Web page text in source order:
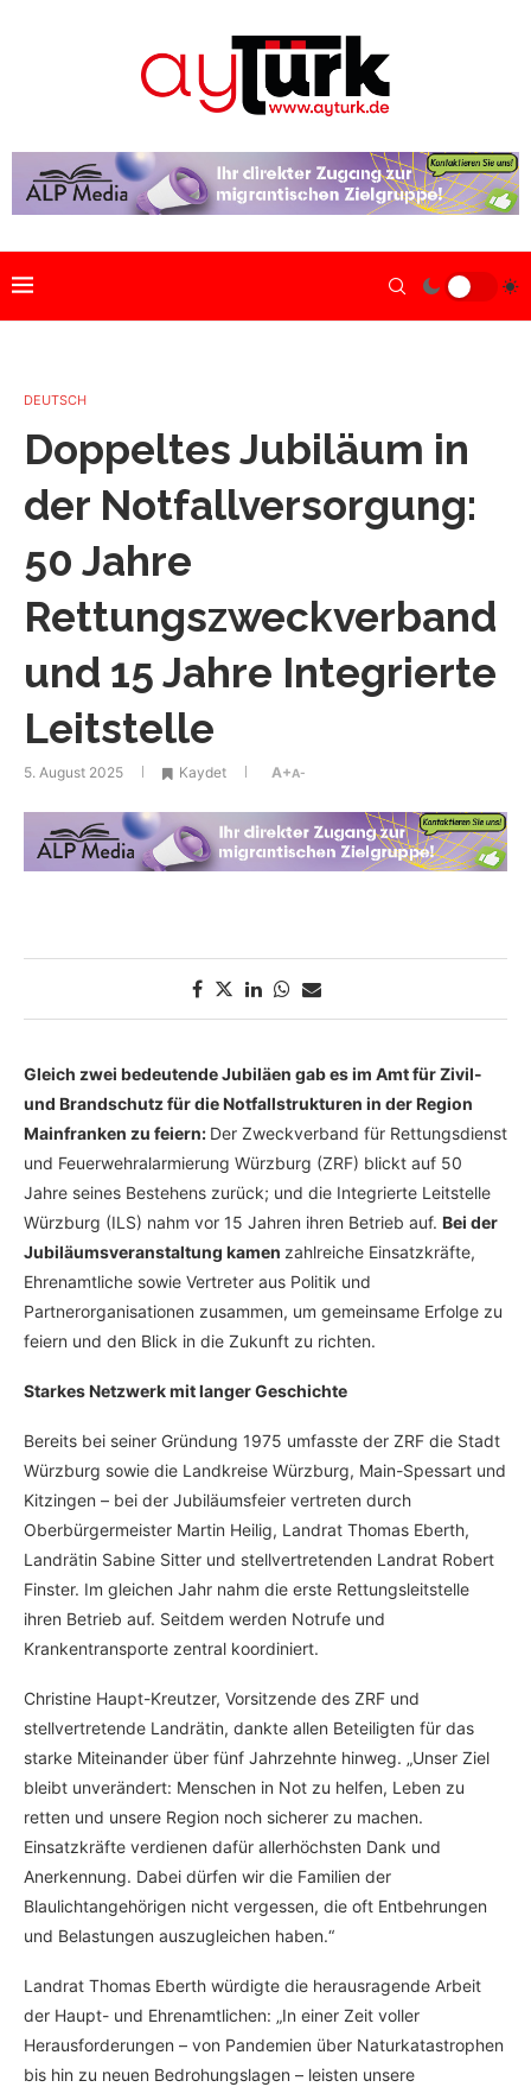
DEUTSCH
Doppeltes Jubiläum in
der Notfallversorgung:
50 Jahre
Rettungszweckverband
und 15 Jahre Integrierte
Leitstelle
5. August 2025 Kaydet A+A-
Gleich zwei bedeutende Jubiläen gab es im Amt für Zivil-
und Brandschutz für die Notfallstrukturen in der Region
Mainfranken zu feiern: Der Zweckverband für Rettungsdienst
und Feuerwehralarmierung Würzburg (ZRF) blickt auf 50
Jahre seines Bestehens zurück; und die Integrierte Leitstelle
Würzburg (ILS) nahm vor 15 Jahren ihren Betrieb auf. Bei der
Jubiläumsveranstaltung kamen zahlreiche Einsatzkräfte,
Ehrenamtliche sowie Vertreter aus Politik und
Partnerorganisationen zusammen, um gemeinsame Erfolge zu
feiern und den Blick in die Zukunft zu richten.
Starkes Netzwerk mit langer Geschichte
Bereits bei seiner Gründung 1975 umfasste der ZRF die Stadt
Würzburg sowie die Landkreise Würzburg, Main-Spessart und
Kitzingen – bei der Jubiläumsfeier vertreten durch
Oberbürgermeister Martin Heilig, Landrat Thomas Eberth,
Landrätin Sabine Sitter und stellvertretenden Landrat Robert
Finster. Im gleichen Jahr nahm die erste Rettungsleitstelle
ihren Betrieb auf. Seitdem werden Notrufe und
Krankentransporte zentral koordiniert.
Christine Haupt-Kreutzer, Vorsitzende des ZRF und
stellvertretende Landrätin, dankte allen Beteiligten für das
starke Miteinander über fünf Jahrzehnte hinweg. „Unser Ziel
bleibt unverändert: Menschen in Not zu helfen, Leben zu
retten und unsere Region noch sicherer zu machen.
Einsatzkräfte verdienen dafür allerhöchsten Dank und
Anerkennung. Dabei dürfen wir die Familien der
Blaulichtangehörigen nicht vergessen, die oft Entbehrungen
und Belastungen auszugleichen haben.“
Landrat Thomas Eberth würdigte die herausragende Arbeit
der Haupt- und Ehrenamtlichen: „In einer Zeit voller
Herausforderungen – von Pandemien über Naturkatastrophen
bis hin zu neuen Bedrohungslagen – leisten unsere